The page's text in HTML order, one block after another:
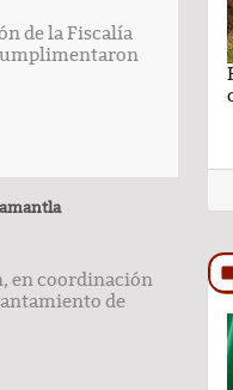
de la Fiscalía
en coordinación
de
más importante por Lic.